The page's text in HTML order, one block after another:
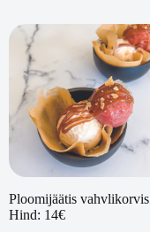
Ploomijäätis vahvlikorvis
Hind: 14€